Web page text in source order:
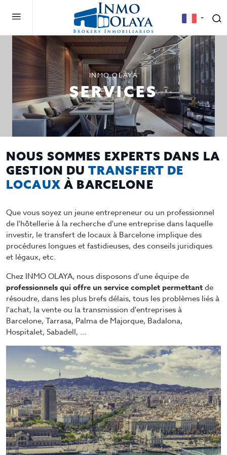
INMO OLAYA
SERVICES
NOUS SOMMES EXPERTS DANS LA
GESTION DU TRANSFERT DE
LOCAUXÀ BARCELONE
Que vous soyez un jeune entrepreneur ou un professionnel
de l'hôtellerie à la recherche d'une entreprise dans laquelle
investir, le transfert de locaux à Barcelone implique des
procédures longues et fastidieuses, des conseils juridiques
et légaux, etc.
Chez INMO OLAYA, nous disposons d'une équipe de
professionnels qui offre un service complet permettantde
résoudre, dans les plus brefs délais, tous les problèmes liés à
l'achat, la vente ou la transmission d'entreprises à
Barcelone, Tarrasa, Palma de Majorque, Badalona,
Hospitalet, Sabadell, …